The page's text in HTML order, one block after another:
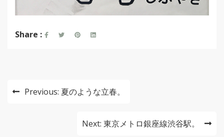
Share :
投 Previous: 夏のような立春。
Next: 東京メトロ銀座線渋谷駅。